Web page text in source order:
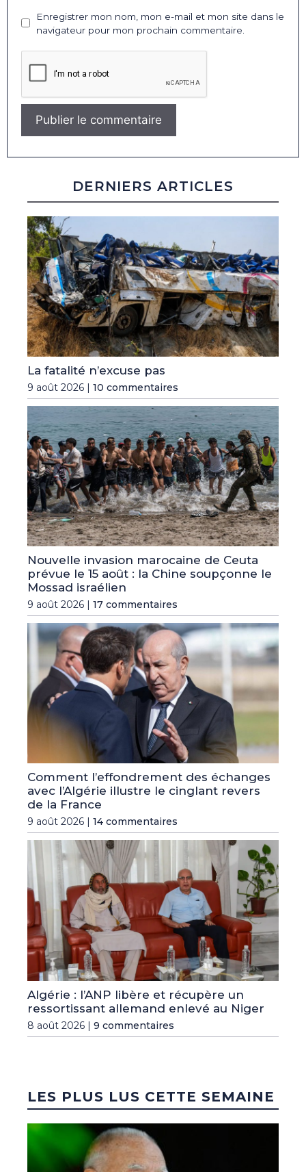
Enregistrer mon nom, mon e-mail et mon site dans le
navigateur pour mon prochain commentaire.
DERNIERS ARTICLES
La fatalité n’excuse pas
9 août 2026 | 10 commentaires
Nouvelle invasion marocaine de Ceuta
prévue le 15 août : la Chine soupçonne le
Mossad israélien
9 août 2026 | 17 commentaires
Comment l’effondrement des échanges
avec l’Algérie illustre le cinglant revers
de la France
9 août 2026 | 14 commentaires
Algérie : l’ANP libère et récupère un
ressortissant allemand enlevé au Niger
8 août 2026 | 9 commentaires
LES PLUS LUS CETTE SEMAINE